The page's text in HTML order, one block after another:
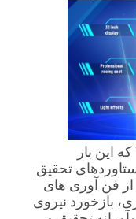
نسخه ۲۰۲۱ از کارت مسابقه VR که این بار
تحقیق
فن آوری های
بازخورد نیروی